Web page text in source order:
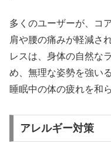
多くのユーザーが、コ
肩や腰の痛みが軽減さ
レスは、身体の自然な
め、無理な姿勢を強い
睡眠中の体の疲れを和
アレルギー対策